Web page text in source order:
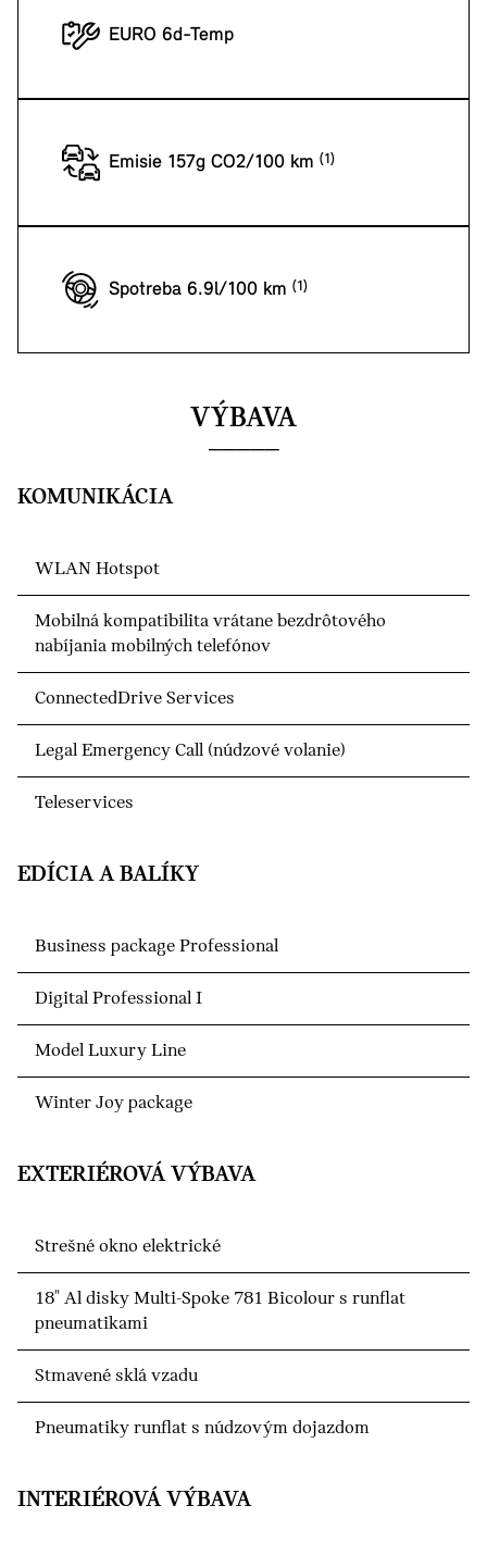
EURO 6d-Temp
Emisie 157g CO2/100 km
Spotreba 6.9l/100 km
VÝBAVA
KOMUNIKÁCIA
WLAN Hotspot
Mobilná kompatibilita vrátane bezdrôtového
nabíjania mobilných telefónov
ConnectedDrive Services
Legal Emergency Call (núdzové volanie)
Teleservices
EDÍCIA A BALÍKY
Business package Professional
Digital Professional I
Model Luxury Line
Winter Joy package
EXTERIÉROVÁ VÝBAVA
Strešné okno elektrické
18" Al disky Multi-Spoke 781 Bicolour s runflat
pneumatikami
Stmavené sklá vzadu
Pneumatiky runflat s núdzovým dojazdom
INTERIÉROVÁ VÝBAVA